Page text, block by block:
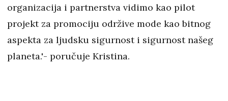
organizacija i partnerstva vidimo kao pilot
projekt za promociju održive mode kao bitnog
aspekta za ljudsku sigurnost i sigurnost našeg
planeta.'- poručuje Kristina.